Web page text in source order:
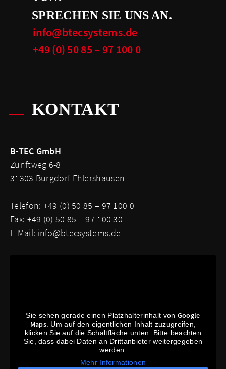
SPRECHEN SIE UNS AN.
info@btecsystems.de
+49 (0) 50 85 – 97 100 0
KONTAKT
B-TEC GmbH
Zunftweg 6-8
31303 Burgdorf Ehlershausen
Telefon: +49 (0) 50 85 – 97 100 0
Fax: +49 (0) 50 85 – 97 100 30
E-Mail: info@btecsystems.de
Sie sehen gerade einen Platzhalterinhalt von Google
Maps. Um auf den eigentlichen Inhalt zuzugreifen,
klicken Sie auf die Schaltfläche unten. Bitte beachten
Sie, dass dabei Daten an Drittanbieter weitergegeben
werden.
Mehr Informationen